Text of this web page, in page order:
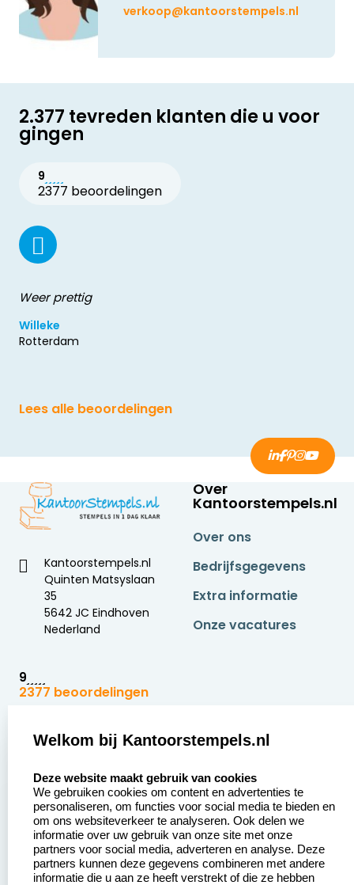
verkoop@kantoorstempels.nl
2.377 tevreden klanten die u voor
gingen
9
2377 beoordelingen
Weer prettig
Willeke
Rotterdam
Lees alle beoordelingen
Kantoorstempels.nl
Quinten Matsyslaan
35
5642 JC Eindhoven
Nederland
9
2377 beoordelingen
Over
Kantoorstempels.nl
Over ons
Bedrijfsgegevens
Extra informatie
Onze vacatures
Zakelijk:
Aanvraag op maat
Betaling &
Verzending
Wederverkoper
worden
Klantenservice:
Contact opnemen
Veel gestelde vragen
Retourneren
Herroepingsrecht
Welkom bij Kantoorstempels.nl
Deze website maakt gebruik van cookies
We gebruiken cookies om content en advertenties te
personaliseren, om functies voor social media te bieden en
om ons websiteverkeer te analyseren. Ook delen we
informatie over uw gebruik van onze site met onze
partners voor social media, adverteren en analyse. Deze
partners kunnen deze gegevens combineren met andere
informatie die u aan ze heeft verstrekt of die ze hebben